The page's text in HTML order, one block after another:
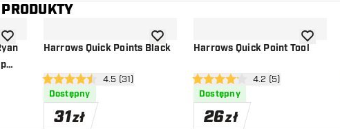
recenzji
do listy życzeń
Harrows Quick Points Black
otwórz panel recenzji
4.5 gwiazdki oceny
4.5 (31)
Dostępny
31zł
dodaj do listy życzeńHarrows Quick Point Tool
otwórz panel recenzji
4.2 gwiazdki oceny
4.2 (5)
Dostępny
26zł
dodaj do